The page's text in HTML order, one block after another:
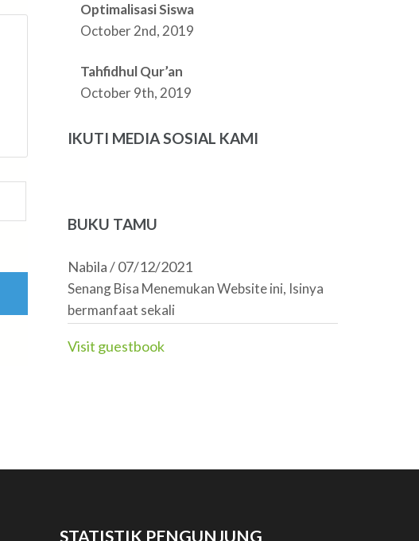
Optimalisasi Siswa
October 2nd, 2019
Tahfidhul Qur’an
October 9th, 2019
IKUTI MEDIA SOSIAL KAMI
BUKU TAMU
Nabila/07/12/2021
Senang Bisa Menemukan Website ini, Isinya
bermanfaat sekali
Visit guestbook
STATISTIK PENGUNJUNG